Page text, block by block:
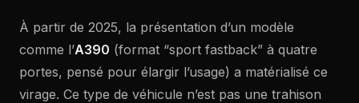
À partir de 2025, la présentation d’un modèle
comme l’A390 (format “sport fastback” à quatre
portes, pensé pour élargir l’usage) a matérialisé ce
virage. Ce type de véhicule n’est pas une trahison